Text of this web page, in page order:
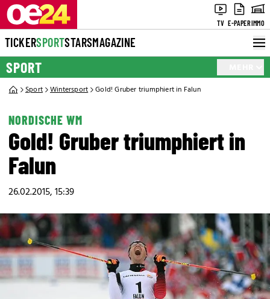
TV E-PAPERIMMO
TICKERSPORTSTARSMAGAZINE
SPORT
Sport Wintersport Gold! Gruber triumphiert in Falun
NORDISCHE WM
Gold! Gruber triumphiert in
Falun
26.02.2015, 15:39